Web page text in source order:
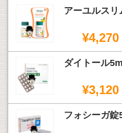
アーユルス
¥4,270
ダイトール
¥3,120
フォシーガ